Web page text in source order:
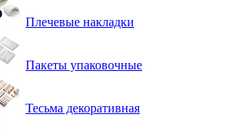
Плечевые накладки
Пакеты упаковочные
Тесьма декоративная